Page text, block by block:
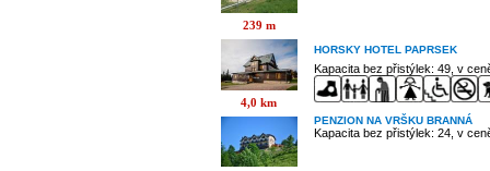
239 m
4,0 km
HORSKY HOTEL PAPRSEK
Kapacita bez přistýlek: 49, v
PENZION NA VRŠKU BRANNÁ
Kapacita bez přistýlek: 24, v